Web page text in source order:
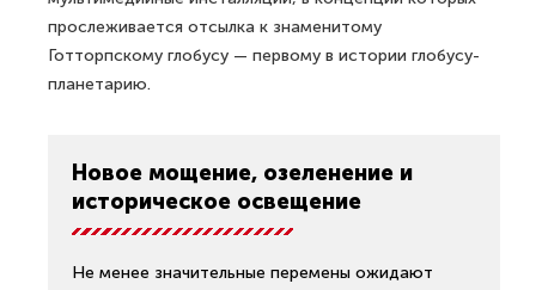
прослеживается отсылка к знаменитому
Готторпскому глобусу — первому в истории глобусу-
планетарию.
Новое мощение, озеленение и
историческое освещение
Не менее значительные перемены ожидают